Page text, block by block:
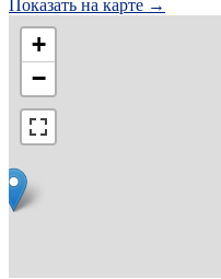
Показать на карте →
+
−